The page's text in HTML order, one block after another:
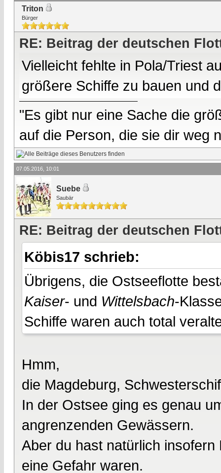
Triton
Bürger
RE: Beitrag der deutschen
Vielleicht fehlte in Pola/Triest
größere Schiffe zu bauen und
"Es gibt nur eine Sache die
auf die Person, die sie dir weg
07.05.2016, 10:01
Suebe
Saubär
RE: Beitrag der deutschen
Köbis17 schrieb:
Übrigens, die Ostseeflotte
Kaiser- und Wittelsbach-
Schiffe waren auch total
Hmm,
die Magdeburg,
In der Ostsee ging es genau
angrenzenden Gewässern.
Aber du hast natürlich
eine Gefahr waren.